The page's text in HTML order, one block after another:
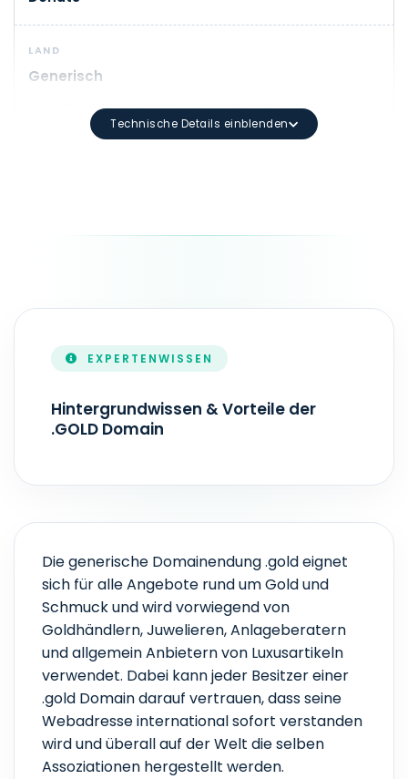
LAND
Generisch
MIN. LÄNGE
Mindestlänge: 3 Zeichen Maximale Länge: 63
1 - 10 Jahr(e)
ZONEFILE-AKTUALISIERUNG
Technische Details einblenden
EXPERTENWISSEN
Hintergrundwissen & Vorteile der
.GOLD Domain
Die generische Domainendung .gold eignet
sich für alle Angebote rund um Gold und
Schmuck und wird vorwiegend von
Goldhändlern, Juwelieren, Anlageberatern
und allgemein Anbietern von Luxusartikeln
verwendet. Dabei kann jeder Besitzer einer
.gold Domain darauf vertrauen, dass seine
Webadresse international sofort verstanden
wird und überall auf der Welt die selben
Assoziationen hergestellt werden.